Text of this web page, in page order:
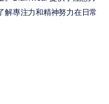
解專注力和精神努力在日常